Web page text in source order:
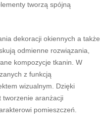
tworzą spójną
dekoracji okiennych a także
odmienne rozwiązania,
kompozycje tkanin. W
z funkcją
wizualnym. Dzięki
tworzenie aranżacji
pomieszczeń.